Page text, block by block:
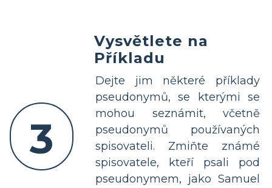
3
Vysvětlete na
Příkladu
Dejte jim některé příklady
pseudonymů, se kterými se
mohou seznámit, včetně
pseudonymů používaných
spisovateli. Zmiňte známé
spisovatele, kteří psali pod
pseudonymem, jako Samuel